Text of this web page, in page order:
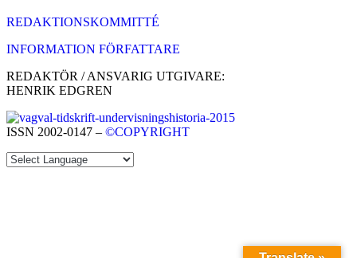
REDAKTIONSKOMMITTÉ
INFORMATION FÖRFATTARE
REDAKTÖR / ANSVARIG UTGIVARE:
HENRIK EDGREN
ISSN 2002-0147 – ©COPYRIGHT